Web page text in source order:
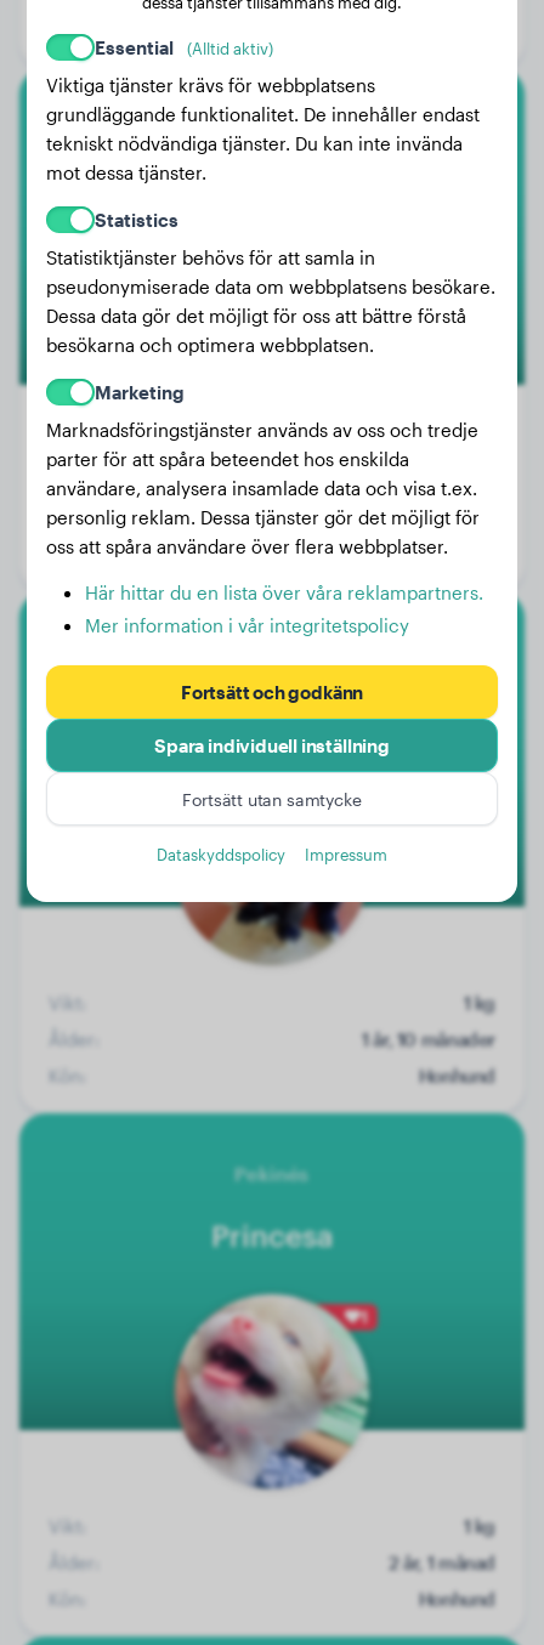
Kön:
Pekinés
Vikt:
1 kg
Ålder:
1 år, 9 månader
Kön:
Hanhund
Lara
Vikt:
1 kg
Ålder:
1 år, 10 månader
Kön:
Honhund
Pekinés
Princesa
1
Vikt:
1 kg
Ålder:
2 år, 1 månad
Kön:
Honhund
Essential (Alltid aktiv)
Viktiga tjänster krävs för webbplatsens
grundläggande funktionalitet. De innehåller endast
tekniskt nödvändiga tjänster. Du kan inte invända
mot dessa tjänster.
Statistics
Statistiktjänster behövs för att samla in
pseudonymiserade data om webbplatsens besökare.
Dessa data gör det möjligt för oss att bättre förstå
besökarna och optimera webbplatsen.
Marketing
Marknadsföringstjänster används av oss och tredje
parter för att spåra beteendet hos enskilda
användare, analysera insamlade data och visa t.ex.
personlig reklam. Dessa tjänster gör det möjligt för
oss att spåra användare över flera webbplatser.
Här hittar du en lista över våra reklampartners.
Mer information i vår integritetspolicy
Fortsätt och godkänn
Spara individuell inställning
Fortsätt utan samtycke
Dataskyddspolicy Impressum